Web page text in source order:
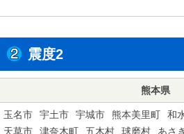
震度2
熊本県
玉名市 宇土市 宇城市 熊本美里町 和
天草市
津奈木町 五木村 球磨村 あさ